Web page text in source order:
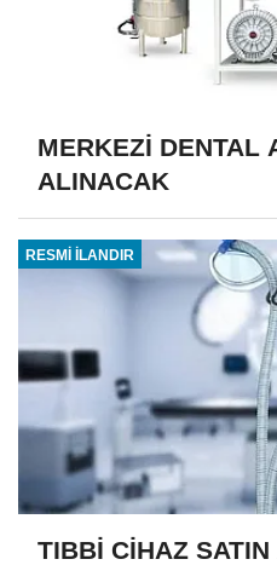
MERKEZİ DENTAL
ALINACAK
RESMİ İLANDIR
TIBBİ CİHAZ